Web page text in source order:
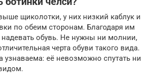
щиколотки, у них низкий каблук и
по обеим сторонам. Благодаря им
надевать обувь. Не нужны ни молнии,
черта обуви такого вида.
узнаваема: её невозможно спутать ни